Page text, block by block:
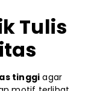
Tulis
tinggiagar